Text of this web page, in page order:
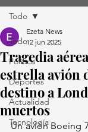
Todo
Política
Deportes
Actualidad
Tecnología
Todo
Tragedia
estrella avión
destino a
muertos
Ezeta News
12 jun 2025
Un avión Boeing